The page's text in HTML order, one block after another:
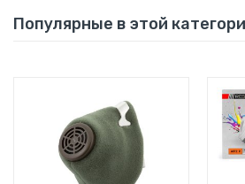
Популярные в этой